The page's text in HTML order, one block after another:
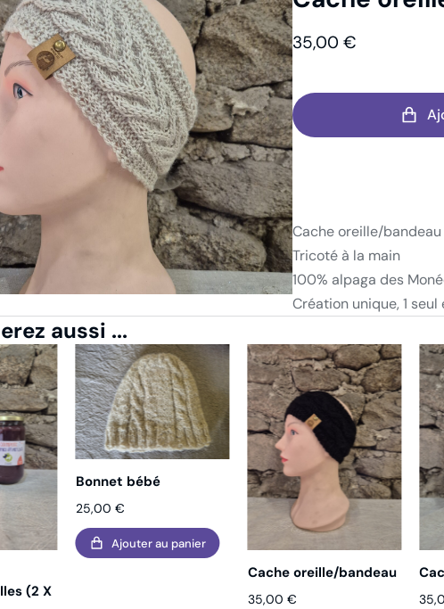
Cache-oreilles Cache oreille/bandeau
35,00 €
Cache oreille/bandeau
Tricoté à la main
100% alpaga des
Création unique, 1
aussi ...
(2 X
Bonnet bébé
25,00 €
Ajouter au panier
Cache oreille/bandeau
35,00 €